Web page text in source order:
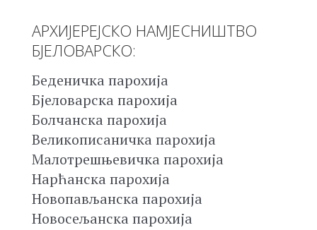
АРХИЈЕРЕЈСКО НАМЈЕСНИШТВО
БЈЕЛОВАРСКО:
Беденичка парохија
Бјеловарска парохија
Болчанска парохија
Великописаничка парохија
Малотрешњевичка парохија
Нарћанска парохија
Новопављанска парохија
Новосељанска парохија